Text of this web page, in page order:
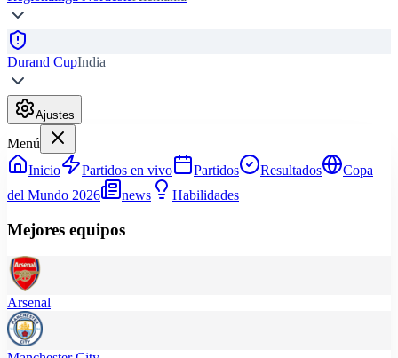
Durand CupIndia
Ajustes
Menú
Inicio
Partidos en vivo Partidos Resultados
Copa
del Mundo 2026
news Habilidades
Mejores equipos
Arsenal